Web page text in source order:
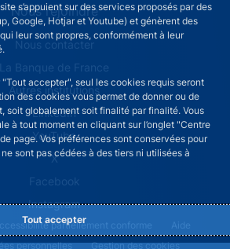
s’appuient sur des services proposés par des
Google, Hotjar et Youtube) et génèrent des
leur sont propres, conformément à leur
accepter", seul les cookies requis seront
des cookies vous permet de donner ou de
soit globalement soit finalité par finalité. Vous
à tout moment en cliquant sur l’onglet "Centre
page. Vos préférences sont conservées pour
sont pas cédées à des tiers ni utilisées à
Tout accepter
Nous rejoindre
menu (French)
Nous contacter
La Banque de France
Autres institutions
LinkedIn
YouTube
X
Facebook
Instagram
notice menupartiellement conforme
Aide
personnelles
Gestion des cookies